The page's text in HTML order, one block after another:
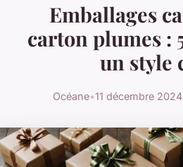
Emballages
carton plumes :
un style
Océane•11 décembre 2024